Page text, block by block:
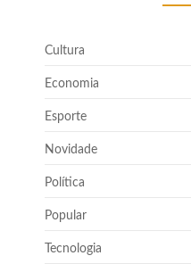
Cultura
Economia
Esporte
Novidade
Política
Popular
Tecnologia